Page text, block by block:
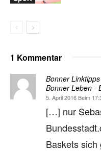
1 Kommentar
Bonner
Bonner Leben -
5. April 2016 Beim
[…] nur
Bas­kets